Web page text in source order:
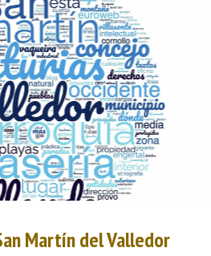
Martín del Valledor